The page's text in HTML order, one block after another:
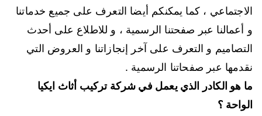
الاجتماعي ، كما يمكنكم أيضا التعرف على جميع خدماتنا
و أعمالنا عبر صفحتنا الرسمية ، و للاطلاع على أحدث
التصاميم و التعرف على آخر إنجازاتنا و العروض التي
نقدمها عبر صفحاتنا الرسمية .
ما هو الكادر الذي يعمل في شركة تركيب أثاث ايكيا
الواحة ؟